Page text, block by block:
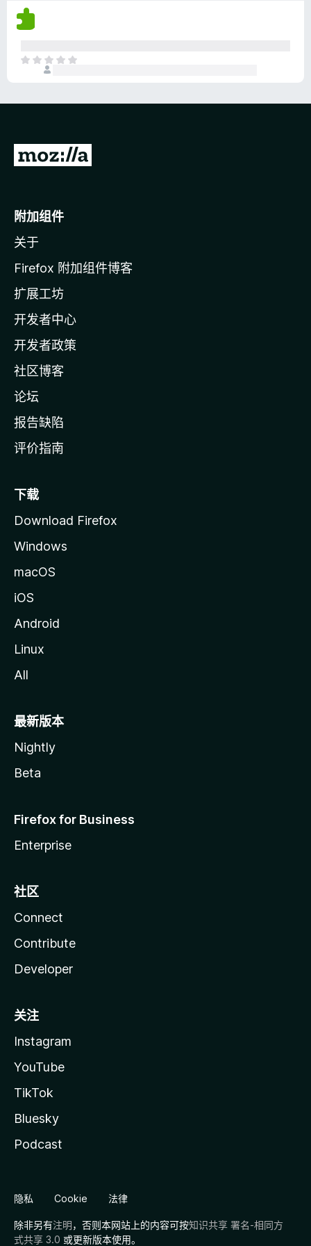
尚
无
目
无
转
o
i
l
a
主
页
附加组件
关于
Firefox 附加组件博客
扩展工坊
开发者中心
开发者政策
社区博客
论坛
报告缺陷
评价指南
下载
Download Firefox
Windows
macOS
iOS
Android
Linux
All
最新版本
Nightly
Beta
Firefox for Business
Enterprise
社区
Connect
Contribute
Developer
关注
Instagram
YouTube
TikTok
Bluesky
Podcast
隐私 Cookie 法律
除非另有注明，否则本网站上的内容可按知识共享 署名-相同方
式共享 3.0 或更新版本使用。